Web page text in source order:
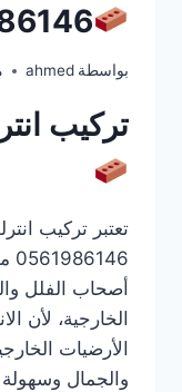
بواسطة ahmed
تركيب
تعتبر تركيب
أصحاب الفلل
الخارجية، لأن
الأرضيات
والجمال وسهولة